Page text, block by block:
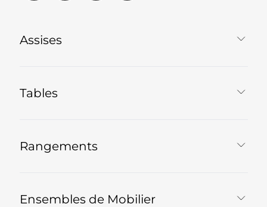
Assises
Tables
Rangements
Ensembles de Mobilier